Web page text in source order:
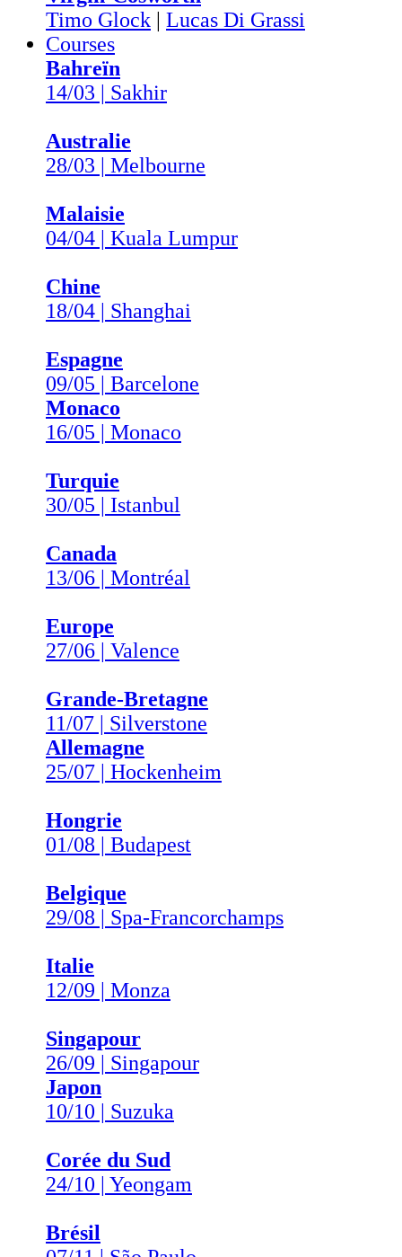
Timo Glock | Lucas Di Grassi
Courses
Bahreïn
14/03 | Sakhir
Australie
28/03 | Melbourne
Malaisie
04/04 | Kuala Lumpur
Chine
18/04 | Shanghai
Espagne
09/05 | Barcelone
Monaco
16/05 | Monaco
Turquie
30/05 | Istanbul
Canada
13/06 | Montréal
Europe
27/06 | Valence
Grande-Bretagne
11/07 | Silverstone
Allemagne
25/07 | Hockenheim
Hongrie
01/08 | Budapest
Belgique
29/08 | Spa-Francorchamps
Italie
12/09 | Monza
Singapour
26/09 | Singapour
Japon
10/10 | Suzuka
Corée du Sud
24/10 | Yeongam
Brésil